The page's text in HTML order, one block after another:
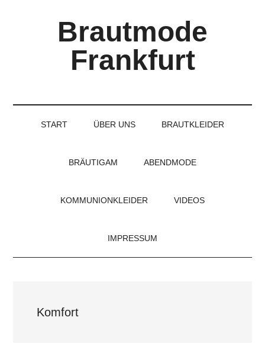
Brautmode
Frankfurt
START ÜBER UNS BRAUTKLEIDER
BRÄUTIGAM ABENDMODE
KOMMUNIONKLEIDER VIDEOS
IMPRESSUM
Komfort